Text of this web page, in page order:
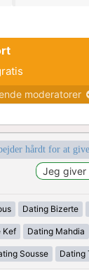
moderatorer
hårdt for at
Dating Bizerte
Kef Dating Mahdia
Sousse Dating